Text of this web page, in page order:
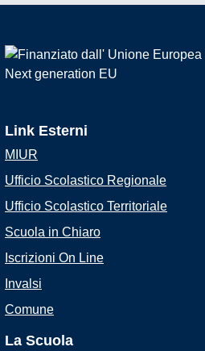
Link Esterni
MIUR
Ufficio Scolastico Regionale
Ufficio Scolastico Territoriale
Scuola in Chiaro
Iscrizioni On Line
Invalsi
Comune
La Scuola